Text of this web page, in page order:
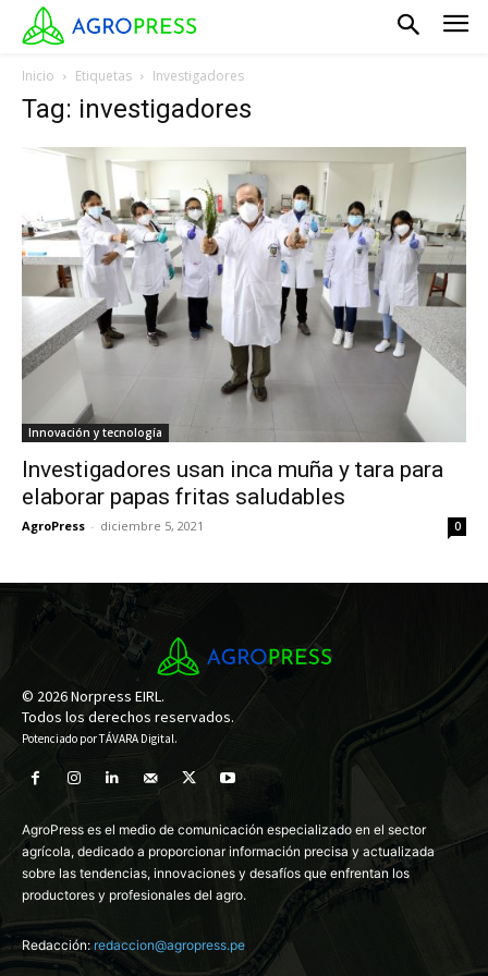
Inicio Etiquetas Investigadores
Tag: investigadores
Innovación y tecnología
Investigadores usan inca muña y tara para
elaborar papas fritas saludables
AgroPress - diciembre 5, 2021 0
© 2026 Norpress EIRL.
Todos los derechos reservados.
Potenciado porTÁVARA Digital.
AgroPress es el medio de comunicación especializado en el sector
agrícola, dedicado a proporcionar información precisa y actualizada
sobre las tendencias, innovaciones y desafíos que enfrentan los
productores y profesionales del agro.
Redacción:redaccion@agropress.pe